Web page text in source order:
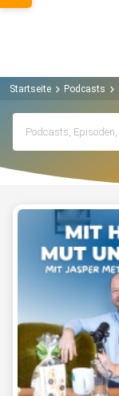
Startseite Podcasts